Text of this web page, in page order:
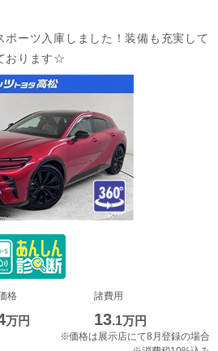
ポーツ入庫しました！装備も充実して
おります☆
格
万円
諸費用
13.1万円
※価格は展示店にて8月登録の場合